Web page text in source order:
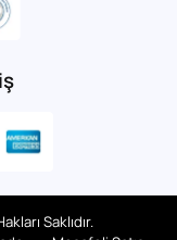
Saklıdır.